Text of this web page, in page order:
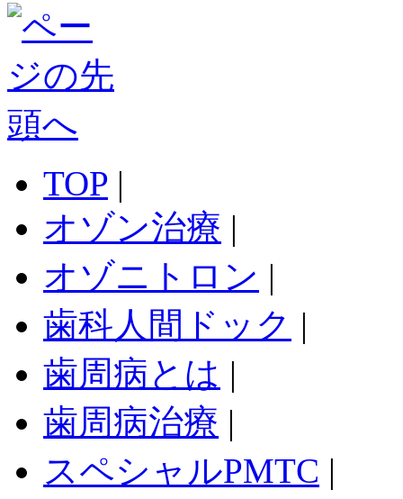
TOP |
オゾン治療 |
オゾニトロン |
歯科人間ドック |
歯周病とは |
歯周病治療 |
スペシャルPMTC |